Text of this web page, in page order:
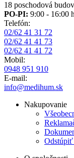
18 poschodová
PO-PI: 9:00 - 16:00
Telefón:
02/62 41 31 72
02/62 41 41 73
02/62 41 41 72
Mobil:
0948 951 910
E-mail:
info@medihum.sk
Nakupovanie